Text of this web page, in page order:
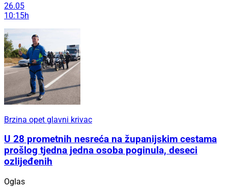
26.05
10:15h
Brzina opet glavni krivac
U 28 prometnih nesreća na županijskim cestama
prošlog tjedna jedna osoba poginula, deseci
ozlijeđenih
Oglas